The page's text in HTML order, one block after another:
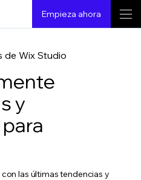
Empieza ahora
de Wix Studio
y
las últimas tendencias y